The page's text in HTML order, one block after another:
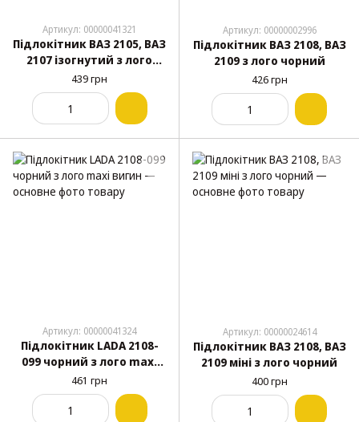
Артикул: 00000041321
Підлокітник ВАЗ 2105, ВАЗ
2107 ізогнутий з лого
чорний
439 грн
Артикул: 00000002996
Підлокітник ВАЗ 2108, ВАЗ
2109 з лого чорний
426 грн
Артикул: 00000041324
Підлокітник LADA 2108-
099 чорний з лого maxi
вигин
461 грн
Артикул: 00000024614
Підлокітник ВАЗ 2108, ВАЗ
2109 міні з лого чорний
400 грн